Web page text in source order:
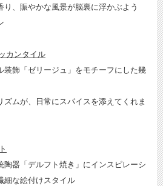
り、賑やかな風景が脳裏に浮かぶよう
カンタイル
装飾「ゼリージュ」をモチーフにした幾
ムが、日常にスパイスを添えてくれま
陶器「デルフト焼き」にインスピレーシ
細な絵付けスタイル